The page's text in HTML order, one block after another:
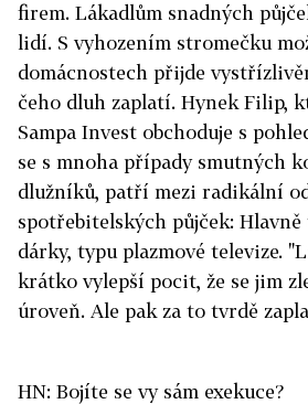
firem. Lákadlům snadných
lidí. S vyhozením stromečku
domácnostech přijde
čeho dluh zaplatí. Hynek Filip,
Sampa Invest obchoduje s
se s mnoha případy smutných
dlužníků, patří mezi radikální
spotřebitelských půjček:
dárky, typu plazmové televize.
krátko vylepší pocit, že se jim
úroveň. Ale pak za to tvrdě
HN: Bojíte se vy sám exekuce?